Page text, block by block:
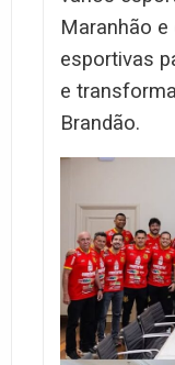
Maranhão
esportivas
e
Brandão.